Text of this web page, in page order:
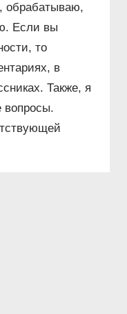
обрабатываю,
Если вы
то
в
Также, я
вопросы.